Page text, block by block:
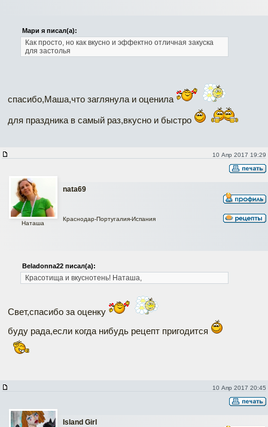
Мари я писал(а):
Как просто, но как вкусно и эффектно отличная закуска
для застолья
спасибо,Маша,что заглянула и оценила
для праздника в самый раз,вкусно и быстро
10 Апр 2017 19:29
nata69
Наташа
Краснодар-Португалия-Испания
Beladonna22 писал(а):
Красотища и вкуснотень! Наташа,
Свет,спасибо за оценку
буду рада,если когда нибудь рецепт пригодится
10 Апр 2017 20:45
Island Girl